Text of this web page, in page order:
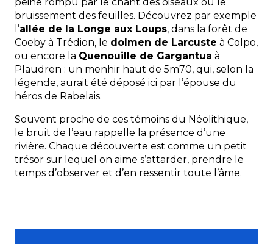
bruissement des feuilles. Découvrez par exemple
l’allée de la Longe aux Loups, dans la forêt de
Coeby à Trédion, le dolmen de Larcuste à Colpo,
ou encore la Quenouille de Gargantua à
Plaudren : un menhir haut de 5m70, qui, selon la
légende, aurait été déposé ici par l’épouse du
héros de Rabelais.
Souvent proche de ces témoins du Néolithique,
le bruit de l’eau rappelle la présence d’une
rivière. Chaque découverte est comme un petit
trésor sur lequel on aime s’attarder, prendre le
temps d’observer et d’en ressentir toute l’âme.